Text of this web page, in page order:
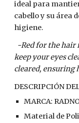
ideal para
cabello y su área
higiene.
-Red for the hair
keep your eyes
cleared, ensuring
DESCRIPCIÓN
MARCA:
Material de